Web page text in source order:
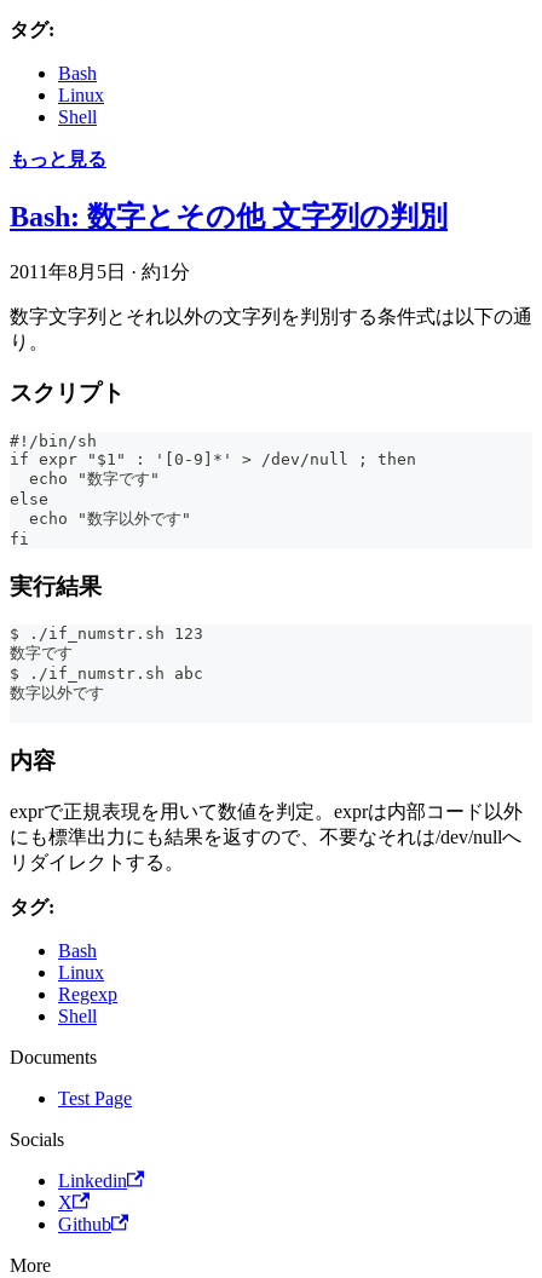
タグ:
Bash
Linux
Shell
もっと見る
Bash: 数字とその他 文字列の判別
2011年8月5日 · 約1分
数字文字列とそれ以外の文字列を判別する条件式は以下の通
り。
スクリプト
#!/bin/sh
if expr "$1" : '[0-9]*' > /dev/null ; then
  echo "数字です"
else
  echo "数字以外です"
fi
実行結果
$ ./if_numstr.sh 123
数字です
$ ./if_numstr.sh abc
数字以外です
内容
exprで正規表現を用いて数値を判定。exprは内部コード以外
にも標準出力にも結果を返すので、不要なそれは/dev/nullへ
リダイレクトする。
タグ:
Bash
Linux
Regexp
Shell
Documents
Test Page
Socials
Linkedin
X
Github
More